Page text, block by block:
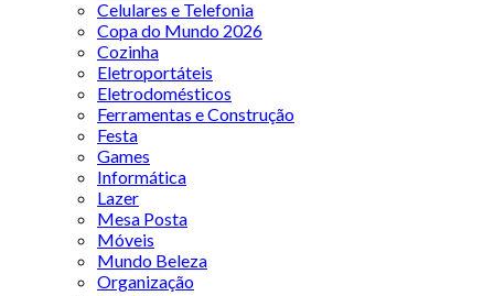
Celulares e Telefonia
Copa do Mundo 2026
Cozinha
Eletroportáteis
Eletrodomésticos
Ferramentas e Construção
Festa
Games
Informática
Lazer
Mesa Posta
Móveis
Mundo Beleza
Organização